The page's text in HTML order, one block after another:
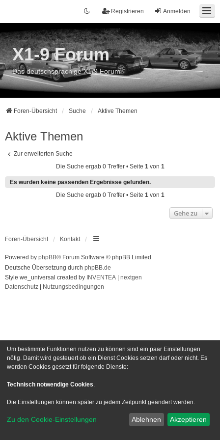
Anmelden
Registrieren
X1-9 Forum
Das deutschsprachige X1/9 Forum
Foren-Übersicht Suche Aktive Themen
Aktive Themen
Zur erweiterten Suche
Die Suche ergab 0 Treffer • Seite 1von 1
Es wurden keine passenden Ergebnisse gefunden.
Die Suche ergab 0 Treffer • Seite 1von 1
Gehe zu
Foren-Übersicht Kontakt
Powered by phpBB® Forum Software © phpBB Limited
Deutsche Übersetzung durch phpBB.de
Style we_universal created by INVENTEA
nextgen
Datenschutz
Nutzungsbedingungen
Um bestimmte Funktionen nutzen zu können sind ein paar Einstellungen
nötig. Damit wird gesteuert ob ein Dienst Cookies setzen darf oder nicht. Es
werden Cookies gesetzt für folgende Dienste:
Technisch notwendige Cookies.
Die Einstellungen können später zu jedem Zeitpunkt geändert werden.
Zu den Cookie-Einstellungen Ablehnen Akzeptieren